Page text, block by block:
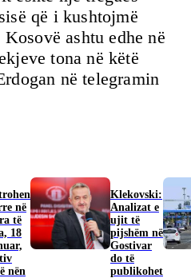
që i kushtojmë
ashtu edhe në
tona në këtë
në telegramin
në
të
18
nën
Klekovski:
Analizat e
ujit të
pijshëm në
Gostivar
do të
publikohet